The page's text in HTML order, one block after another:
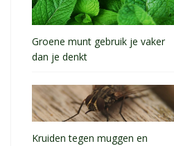
Groene munt gebruik je vaker
dan je denkt
Kruiden tegen muggen en